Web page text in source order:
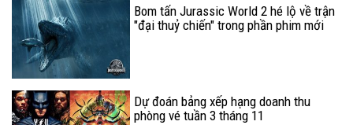
Bom tấn Jurassic World 2 hé lộ về trận
"đại thuỷ chiến" trong phần phim mới
Dự đoán bảng xếp hạng doanh thu
phòng vé tuần 3 tháng 11